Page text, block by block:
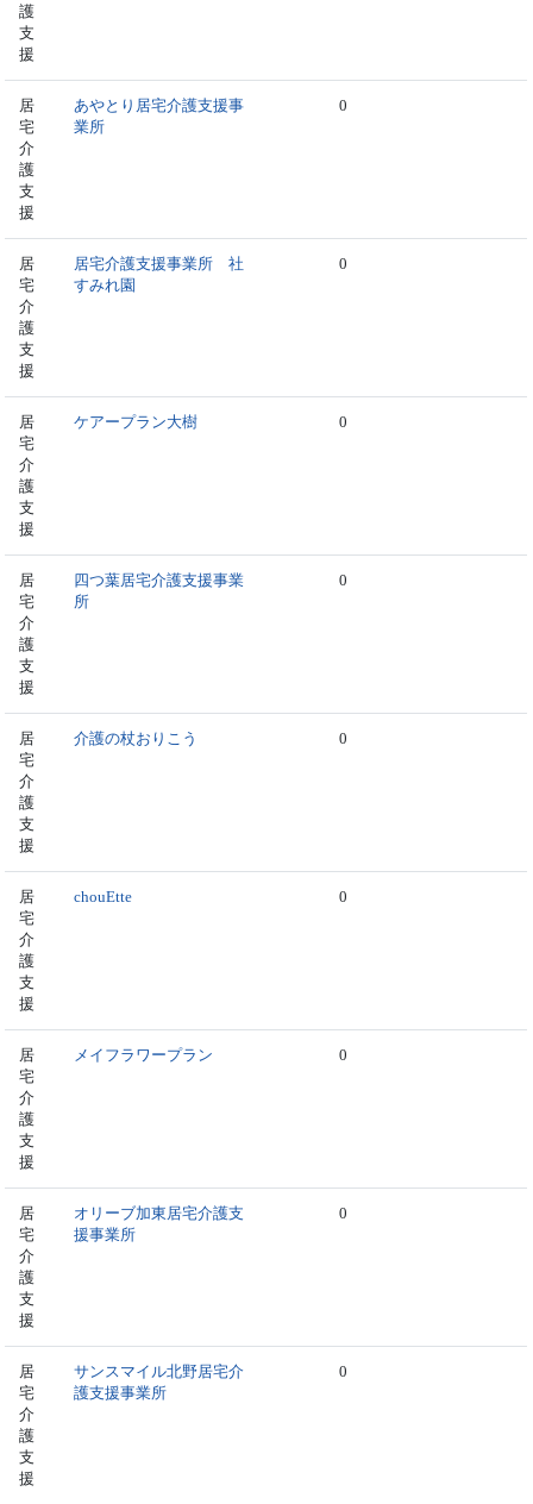
護
支
援
居
宅
介
護
支
援
あやとり居宅介護支援事
業所
0
居
宅
介
護
支
援
居宅介護支援事業所 社
すみれ園
0
居
宅
介
護
支
援
ケアープラン大樹 0
居
宅
介
護
支
援
四つ葉居宅介護支援事業
所
0
居
宅
介
護
支
援
介護の杖おりこう 0
居
宅
介
護
支
援
chouEtte 0
居
宅
介
護
支
援
メイフラワープラン 0
居
宅
介
護
支
援
オリーブ加東居宅介護支
援事業所
0
居
宅
介
護
支
援
サンスマイル北野居宅介
護支援事業所
0